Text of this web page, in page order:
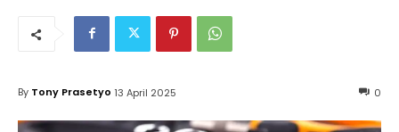
0
By Tony Prasetyo 13 April 2025